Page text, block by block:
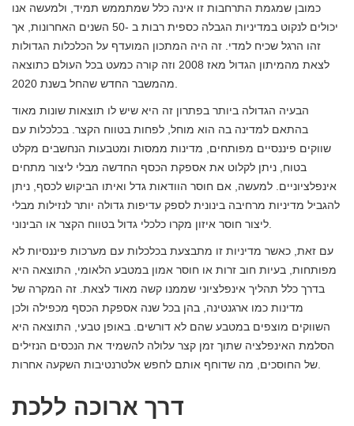
כמובן שמגמת התרחבות זו אינה כלל שמתממש תמיד, ולמעשה אנו
יכולים לנקוט במדיניות הגבלה כספית רבות ב -50 השנים האחרונות, אך
זהו הרגל שכיח למדי. זה היה המתכון המועדף על הכלכלות הגדולות
לצאת מהמיתון הגדול מאז 2008 וזה קורה כמעט בכל העולם כתוצאה
הבעיה הגדולה ביותר בפתרון זה היא שיש לו תוצאות שונות מאוד
בהתאם למדינה בה הוא מוחל, לפחות בטווח הקצר. בכלכלות עם
שווקים פיננסיים מפותחים, מדינות ממסות ומטבעות הנחשבים מקלט
בטוח, ניתן לקלוט את אספקת הכסף החדשה מבלי ליצור מתחים
אינפלציוניים. למעשה, אם חוסר הוודאות גדל ואיתו הביקוש לכסף, ניתן
להגביל מדיניות מרחיבה בינונית לספק עדיפות גדולה יותר לנזילות מבלי
עם זאת, כאשר מדיניות זו מתבצעת בכלכלות עם מערכות פיננסיות לא
מפותחות, בעיות חוב זרות או חוסר אמון במטבע הלאומי, התוצאה היא
בדרך כלל תהליך אינפלציוני שממנו קשה מאוד לצאת. זה המקרה של
מדינות כמו ארגנטינה, בהן בכל שנה אספקת הכסף מכפילה ולכן
השווקים מוצפים במטבע שהם לא דורשים. באופן טבעי, התוצאה היא
הסלמת האינפלציה שתוך זמן קצר עלולה להשמיד את הנכסים הנזילים
דרך ארוכה ללכת